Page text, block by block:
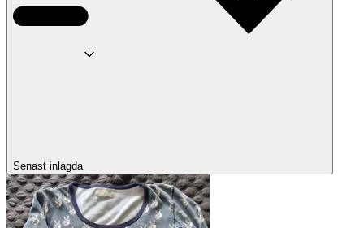
Senast inlagda